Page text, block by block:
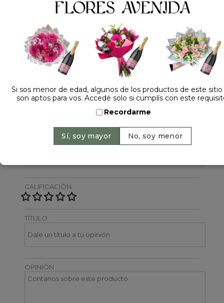
Dejá tu opinión
NOMBRE
CALIFICACIÓN
TÍTULO
OPINIÓN
Si sos menor de edad, algunos de los productos de este
son aptos para vos. Accedé solo si cumplís con este
Recordarme